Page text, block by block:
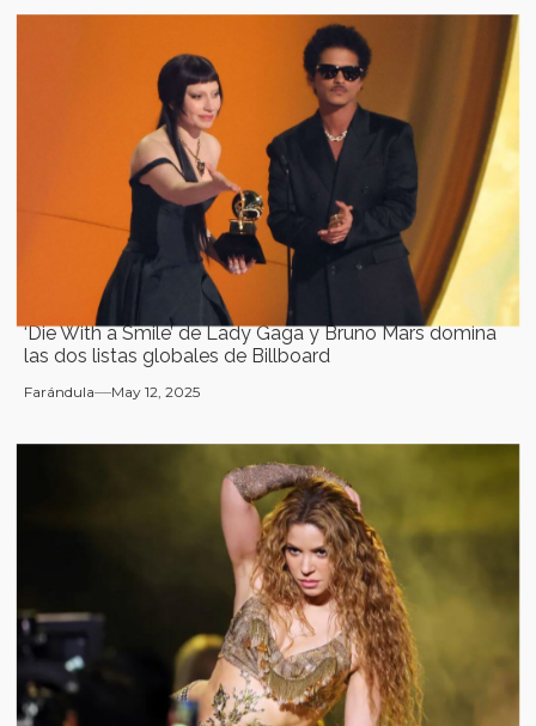
‘Die With a Smile’ de Lady Gaga y Bruno Mars domina
las dos listas globales de Billboard
Farándula May 12, 2025